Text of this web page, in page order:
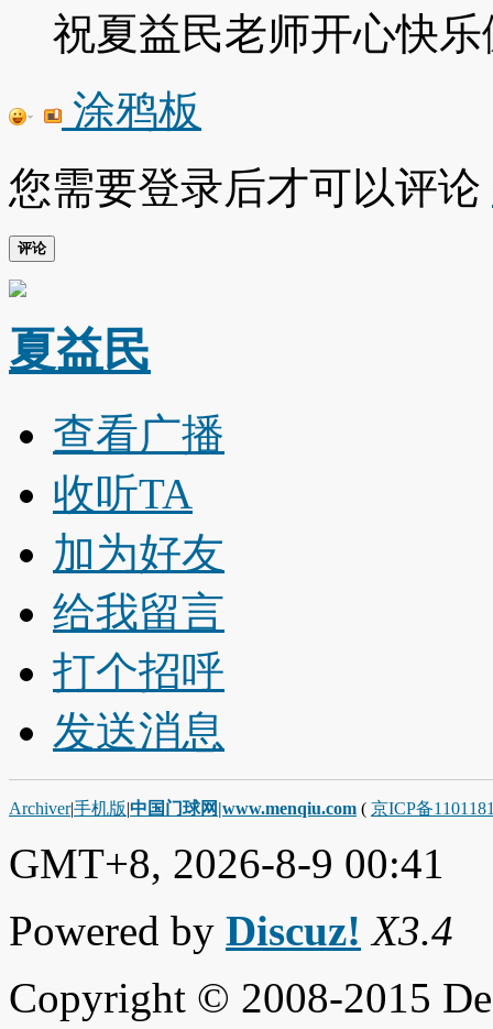
祝夏益民老师开心快
涂鸦板
您需要登录后才可以评论
评论
夏益民
查看广播
收听TA
加为好友
给我留言
打个招呼
发送消息
Archiver|手机版|中国门球网|www.menqiu.com ( 京ICP备
GMT+8, 2026-8-9 00:41
Powered by Discuz! X3.4
Copyright © 2008-2015